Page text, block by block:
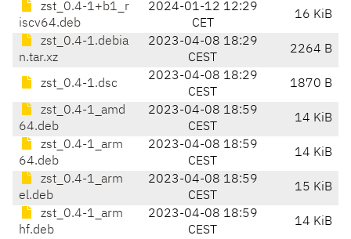
zst_0.4-1+b1_r
iscv64.deb
2024-01-12 12:29
CET
16 KiB
zst_0.4-1.debia
n.tar.xz
2023-04-08 18:29
CEST
2264 B
zst_0.4-1.dsc
2023-04-08 18:29
CEST
1870 B
zst_0.4-1_amd
64.deb
2023-04-08 18:59
CEST
14 KiB
zst_0.4-1_arm
64.deb
2023-04-08 18:59
CEST
14 KiB
zst_0.4-1_arm
el.deb
2023-04-08 18:59
CEST
15 KiB
zst_0.4-1_arm
hf.deb
2023-04-08 18:59
CEST
14 KiB